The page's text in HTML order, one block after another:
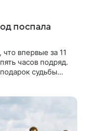
поспала
впервые за 11
часов подряд.
судьбы